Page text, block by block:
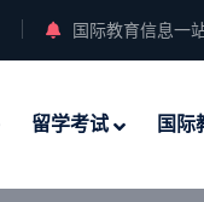
国际教育信息一
留学考试 国际